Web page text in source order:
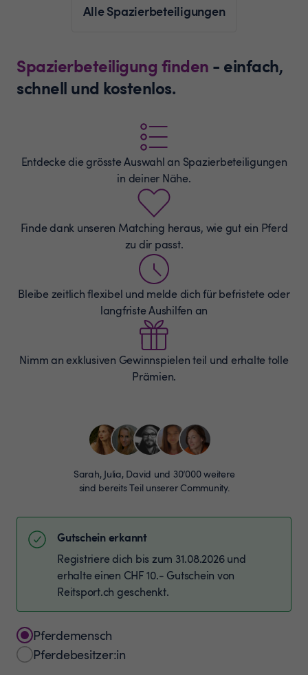
Alle Spazierbeteiligungen
Spazierbeteiligung finden - einfach,
schnell und kostenlos.
Entdecke die grösste Auswahl an Spazierbeteiligungen
in deiner Nähe.
Finde dank unseren Matching heraus, wie gut ein Pferd
zu dir passt.
Bleibe zeitlich flexibel und melde dich für befristete oder
langfriste Aushilfen an
Nimm an exklusiven Gewinnspielen teil und erhalte tolle
Prämien.
Sarah, Julia, David und 30’000 weitere
sind bereits Teil unserer Community.
Gutschein erkannt
Registriere dich bis zum 31.08.2026 und
erhalte einen CHF 10.- Gutschein von
Reitsport.ch geschenkt.
Pferdemensch
Pferdebesitzer:in